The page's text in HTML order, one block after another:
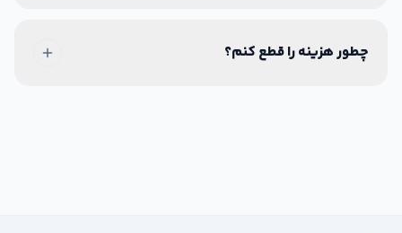
چطور هزینه را قطع کنم؟